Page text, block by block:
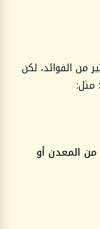
من الفوائد، لكن
مثل:
المعدن أو